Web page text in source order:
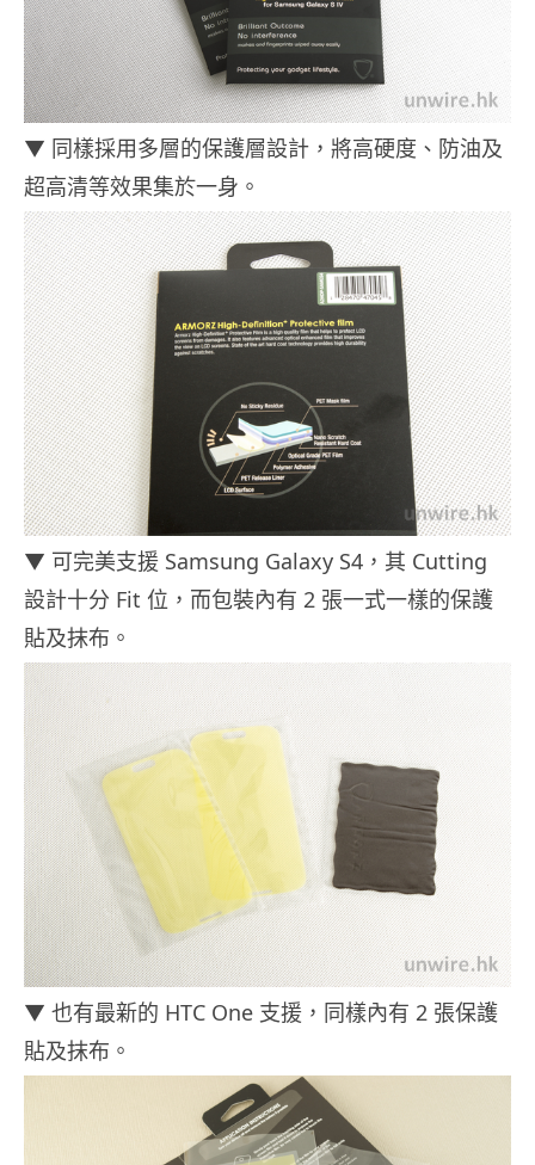
▼ 同樣採用多層的保護層設計，將高硬度、防油及
超高清等效果集於一身。
▼ 可完美支援 Samsung Galaxy S4，其 Cutting
設計十分 Fit 位，而包裝內有 2 張一式一樣的保護
貼及抹布。
▼ 也有最新的 HTC One 支援，同樣內有 2 張保護
貼及抹布。